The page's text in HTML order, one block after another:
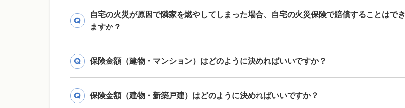
自宅の火災が原因で隣家を燃やしてしまった場合、自宅の火災保険で賠償することはでき
ますか？
保険金額（建物・マンション）はどのように決めればいいですか？
保険金額（建物・新築戸建）はどのように決めればいいですか？